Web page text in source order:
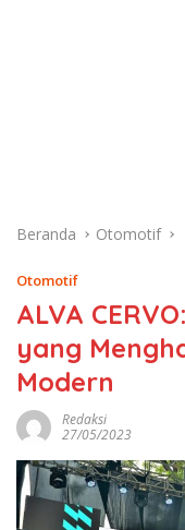
Beranda Otomotif
Otomotif
ALVA
yang
Modern
Redaksi
27/05/2023